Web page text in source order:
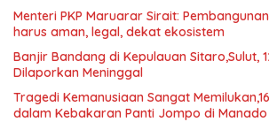
Menteri PKP Maruarar Sirait:
harus aman, legal, dekat ekosistem
Banjir Bandang di Kepulauan Sitaro,Sulut,
Dilaporkan Meninggal
Tragedi Kemanusiaan Sangat
dalam Kebakaran Panti Jompo di Manado